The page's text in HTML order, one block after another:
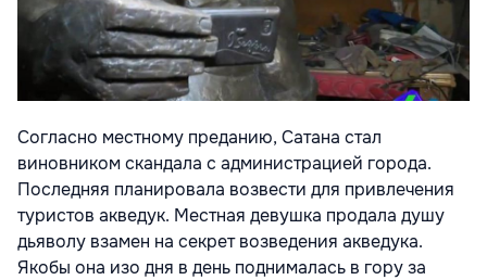
Согласно местному преданию, Сатана стал
виновником скандала с администрацией города.
Последняя планировала возвести для привлечения
туристов акведук. Местная девушка продала душу
дьяволу взамен на секрет возведения акведука.
Якобы она изо дня в день поднималась в гору за